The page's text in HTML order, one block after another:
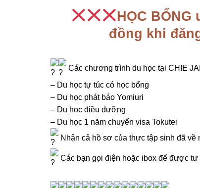
HỌC BỔNG
đồng khi
Các chương trình du học tại CHIE
– Du học tự túc có học bổng
– Du học phát báo Yomiuri
– Du học điều dưỡng
– Du học 1 năm chuyển visa Tokutei
Nhận cả hồ sơ của thực tập sinh đã về
Các bạn gọi điện hoặc ibox để được tư